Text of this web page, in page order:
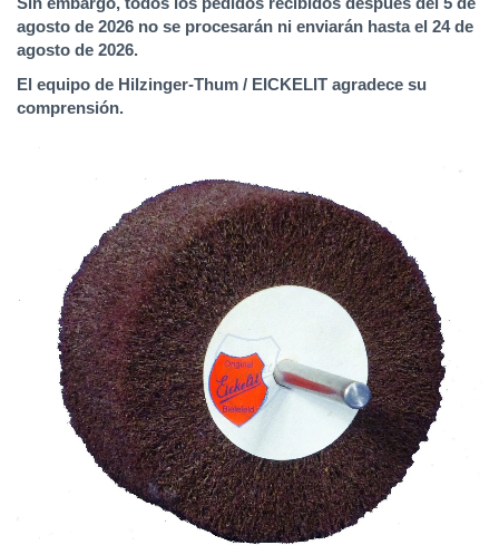
agosto de 2026 no se procesarán ni enviarán hasta el 24 de
agosto de 2026.
El equipo de Hilzinger-Thum / EICKELIT agradece su
comprensión.
imágenes